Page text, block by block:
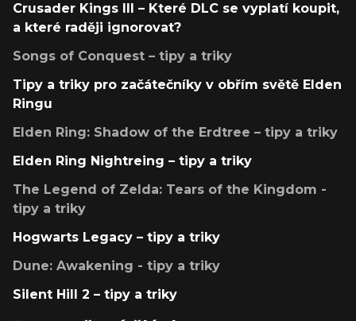
Crusader Kings III – Které DLC se vyplatí koupit,
a které raději ignorovat?
Songs of Conquest – tipy a triky
Tipy a triky pro začátečníky v obřím světě Elden
Ringu
Elden Ring: Shadow of the Erdtree – tipy a triky
Elden Ring Nightreing – tipy a triky
The Legend of Zelda: Tears of the Kingdom -
tipy a triky
Hogwarts Legacy – tipy a triky
Dune: Awakening - tipy a triky
Silent Hill 2 – tipy a triky